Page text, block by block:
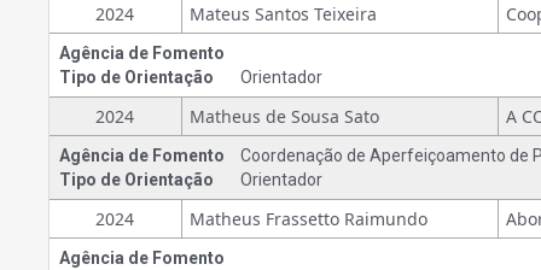
2024 Mateus Santos Teixeira
Agência de Fomento
Tipo de Orientação
Orientador
2024 Matheus de Sousa Sato
Agência de Fomento
Coordenação de Aperfeiçoamento de
Tipo de Orientação
Orientador
2024 Matheus Frassetto Raimundo
Agência de Fomento